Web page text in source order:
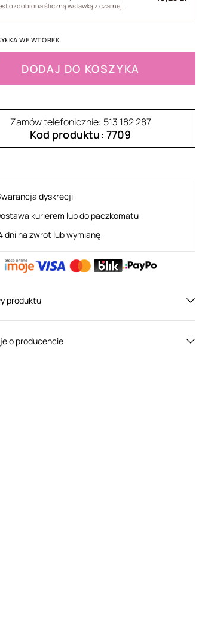
ozdobiona śliczną wstawką z czarnej
WE WTOREK
DODAJ DO KOSZYKA
Zamów telefonicznie: 513 182 287
Kod produktu: 7709
dyskrecji
kurierem lub do paczkomatu
dni na zwrot lub wymianę
produktu
o producencie